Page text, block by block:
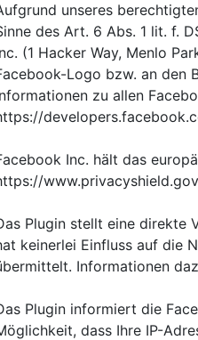
unseres
des Art. 6 Abs. 1 lit. f.
(1 Hacker Way, Menlo
Logo bzw. an den
zu allen
Inc. hält das
Plugin stellt eine direkte
keinerlei Einfluss auf die
Informationen
Plugin informiert die
dass Ihre IP-